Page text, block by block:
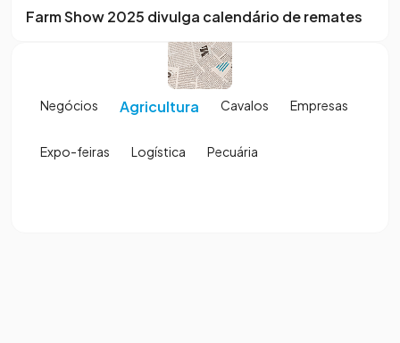
Farm Show 2025 divulga calendário de remates
Negócios Agricultura Cavalos Empresas
Expo-feiras Logística Pecuária